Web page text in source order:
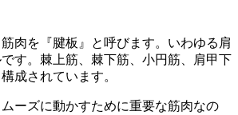
肉を『腱板』と呼びます。いわゆる肩
す。棘上筋、棘下筋、小円筋、肩甲下
成されています。
ーズに動かすために重要な筋肉なの